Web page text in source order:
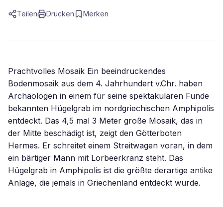
Teilen Drucken Merken
Prachtvolles Mosaik Ein beeindruckendes
Bodenmosaik aus dem 4. Jahrhundert v.Chr. haben
Archäologen in einem für seine spektakulären Funde
bekannten Hügelgrab im nordgriechischen Amphipolis
entdeckt. Das 4,5 mal 3 Meter große Mosaik, das in
der Mitte beschädigt ist, zeigt den Götterboten
Hermes. Er schreitet einem Streitwagen voran, in dem
ein bärtiger Mann mit Lorbeerkranz steht. Das
Hügelgrab in Amphipolis ist die größte derartige antike
Anlage, die jemals in Griechenland entdeckt wurde.